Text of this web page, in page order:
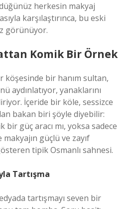
herkesin makyaj
karşılaştırınca, bu eski
görünüyor.
Komik Bir Örnek
köşesinde bir hanım sultan,
aydınlatıyor, yanaklarını
İçeride bir köle, sessizce
bakan biri şöyle diyebilir:
bir güç aracı mı, yoksa sadece
güçlü ve zayıf
tipik Osmanlı sahnesi.
Tartışma
tartışmayı seven bir